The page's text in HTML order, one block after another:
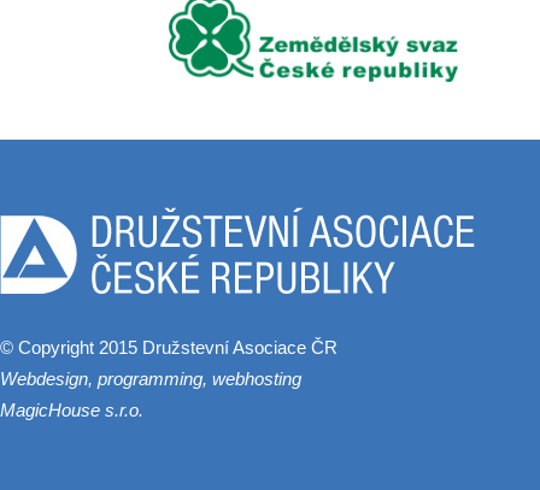
© Copyright 2015 Družstevní Asociace ČR
Webdesign, programming, webhosting
MagicHouse s.r.o.